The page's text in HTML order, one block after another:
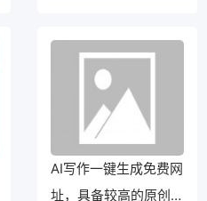
AI写作一键生成免费网
址，具备较高的原创性